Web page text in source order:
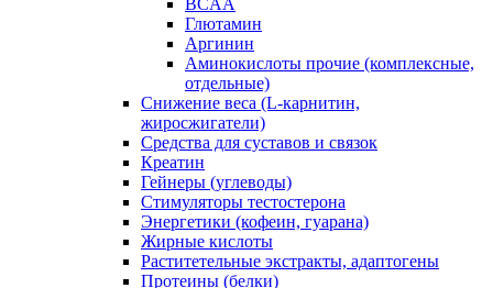
BCAA
Глютамин
Аргинин
Аминокислоты прочие (комплексные,
отдельные)
Снижение веса (L-карнитин,
жиросжигатели)
Средства для суставов и связок
Креатин
Гейнеры (углеводы)
Стимуляторы тестостерона
Энергетики (кофеин, гуарана)
Жирные кислоты
Раститетельные экстракты, адаптогены
Протеины (белки)